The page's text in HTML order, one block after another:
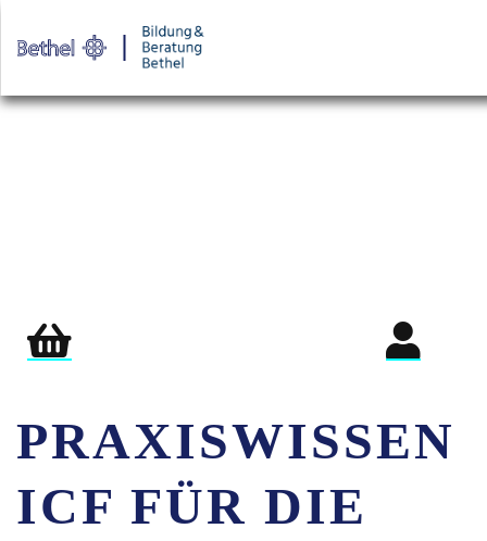
PRAXISWISSEN
ICF FÜR DIE